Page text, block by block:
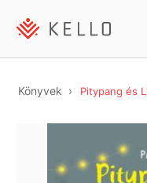
Könyvek Pitypang és